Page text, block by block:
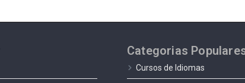
Categorias
Cursos de Idiomas